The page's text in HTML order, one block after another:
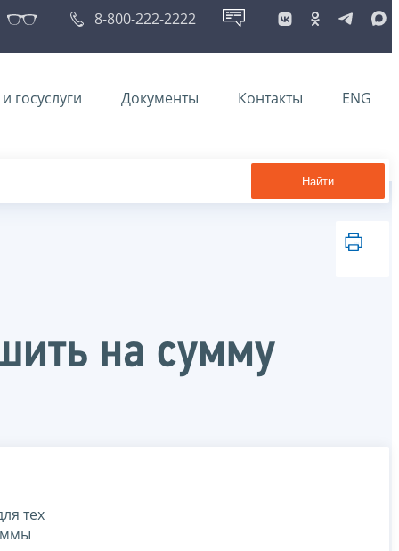
8-800-222-2222
госуслуги Документы Контакты ENG
Найти
на сумму
тех